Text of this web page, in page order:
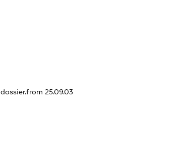
dossier.from 25.09.03